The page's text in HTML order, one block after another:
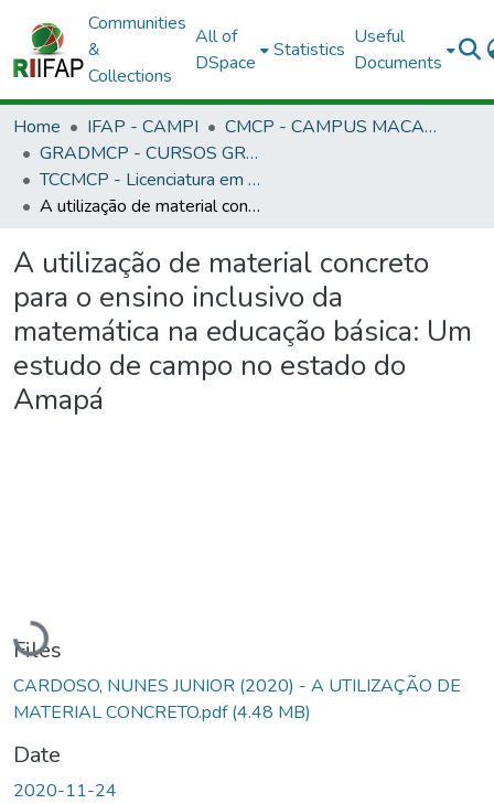
Communities
&
Collections
All of
DSpace
Statistics
Useful
Documents
Home IFAP - CAMPI
CMCP - CAMPUS MACAPÁ
GRADMCP - CURSOS GRADUAÇÃO - CAMPUS MACAPÁ
TCCMCP - Licenciatura em Matemática
A utilização de material concreto para o ensino inclusivo da matemática na educação básica: Um estudo de campo no estado do Amapá
A utilização de material concreto
para o ensino inclusivo da
matemática na educação básica: Um
estudo de campo no estado do
Amapá
Loading...
Files
CARDOSO, NUNES JUNIOR (2020) - A UTILIZAÇÃO DE
MATERIAL CONCRETO.pdf(4.48 MB)
Date
2020-11-24